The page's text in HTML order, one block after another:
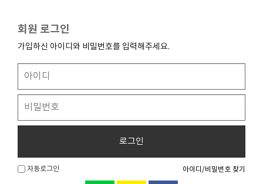
회원 로그인
가입하신 아이디와 비밀번호를 입력해주세요.
로그인
자동로그인 아이디/비밀번호 찾기